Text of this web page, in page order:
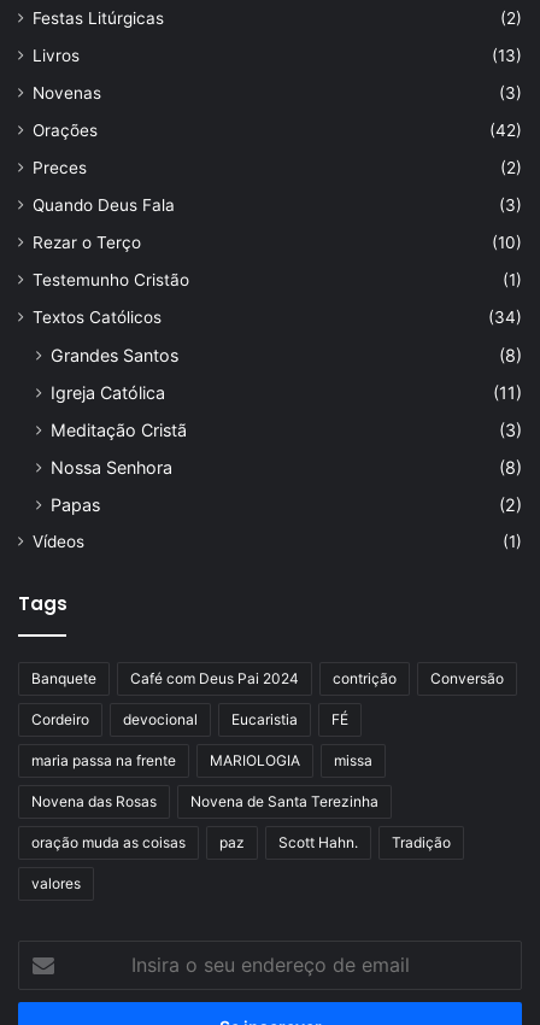
Festas Litúrgicas
(2)
Livros
(13)
Novenas
(3)
Orações
(42)
Preces
(2)
Quando Deus Fala
(3)
Rezar o Terço
(10)
Testemunho Cristão
(1)
Textos Católicos
(34)
Grandes Santos
(8)
Igreja Católica
(11)
Meditação Cristã
(3)
Nossa Senhora
(8)
Papas
(2)
Vídeos (1)
Tags
Banquete Café com Deus Pai 2024 contrição Conversão
Cordeiro devocional Eucaristia FÉ
maria passa na frente MARIOLOGIA missa
Novena das Rosas Novena de Santa Terezinha
oração muda as coisas paz Scott Hahn. Tradição
valores
seu